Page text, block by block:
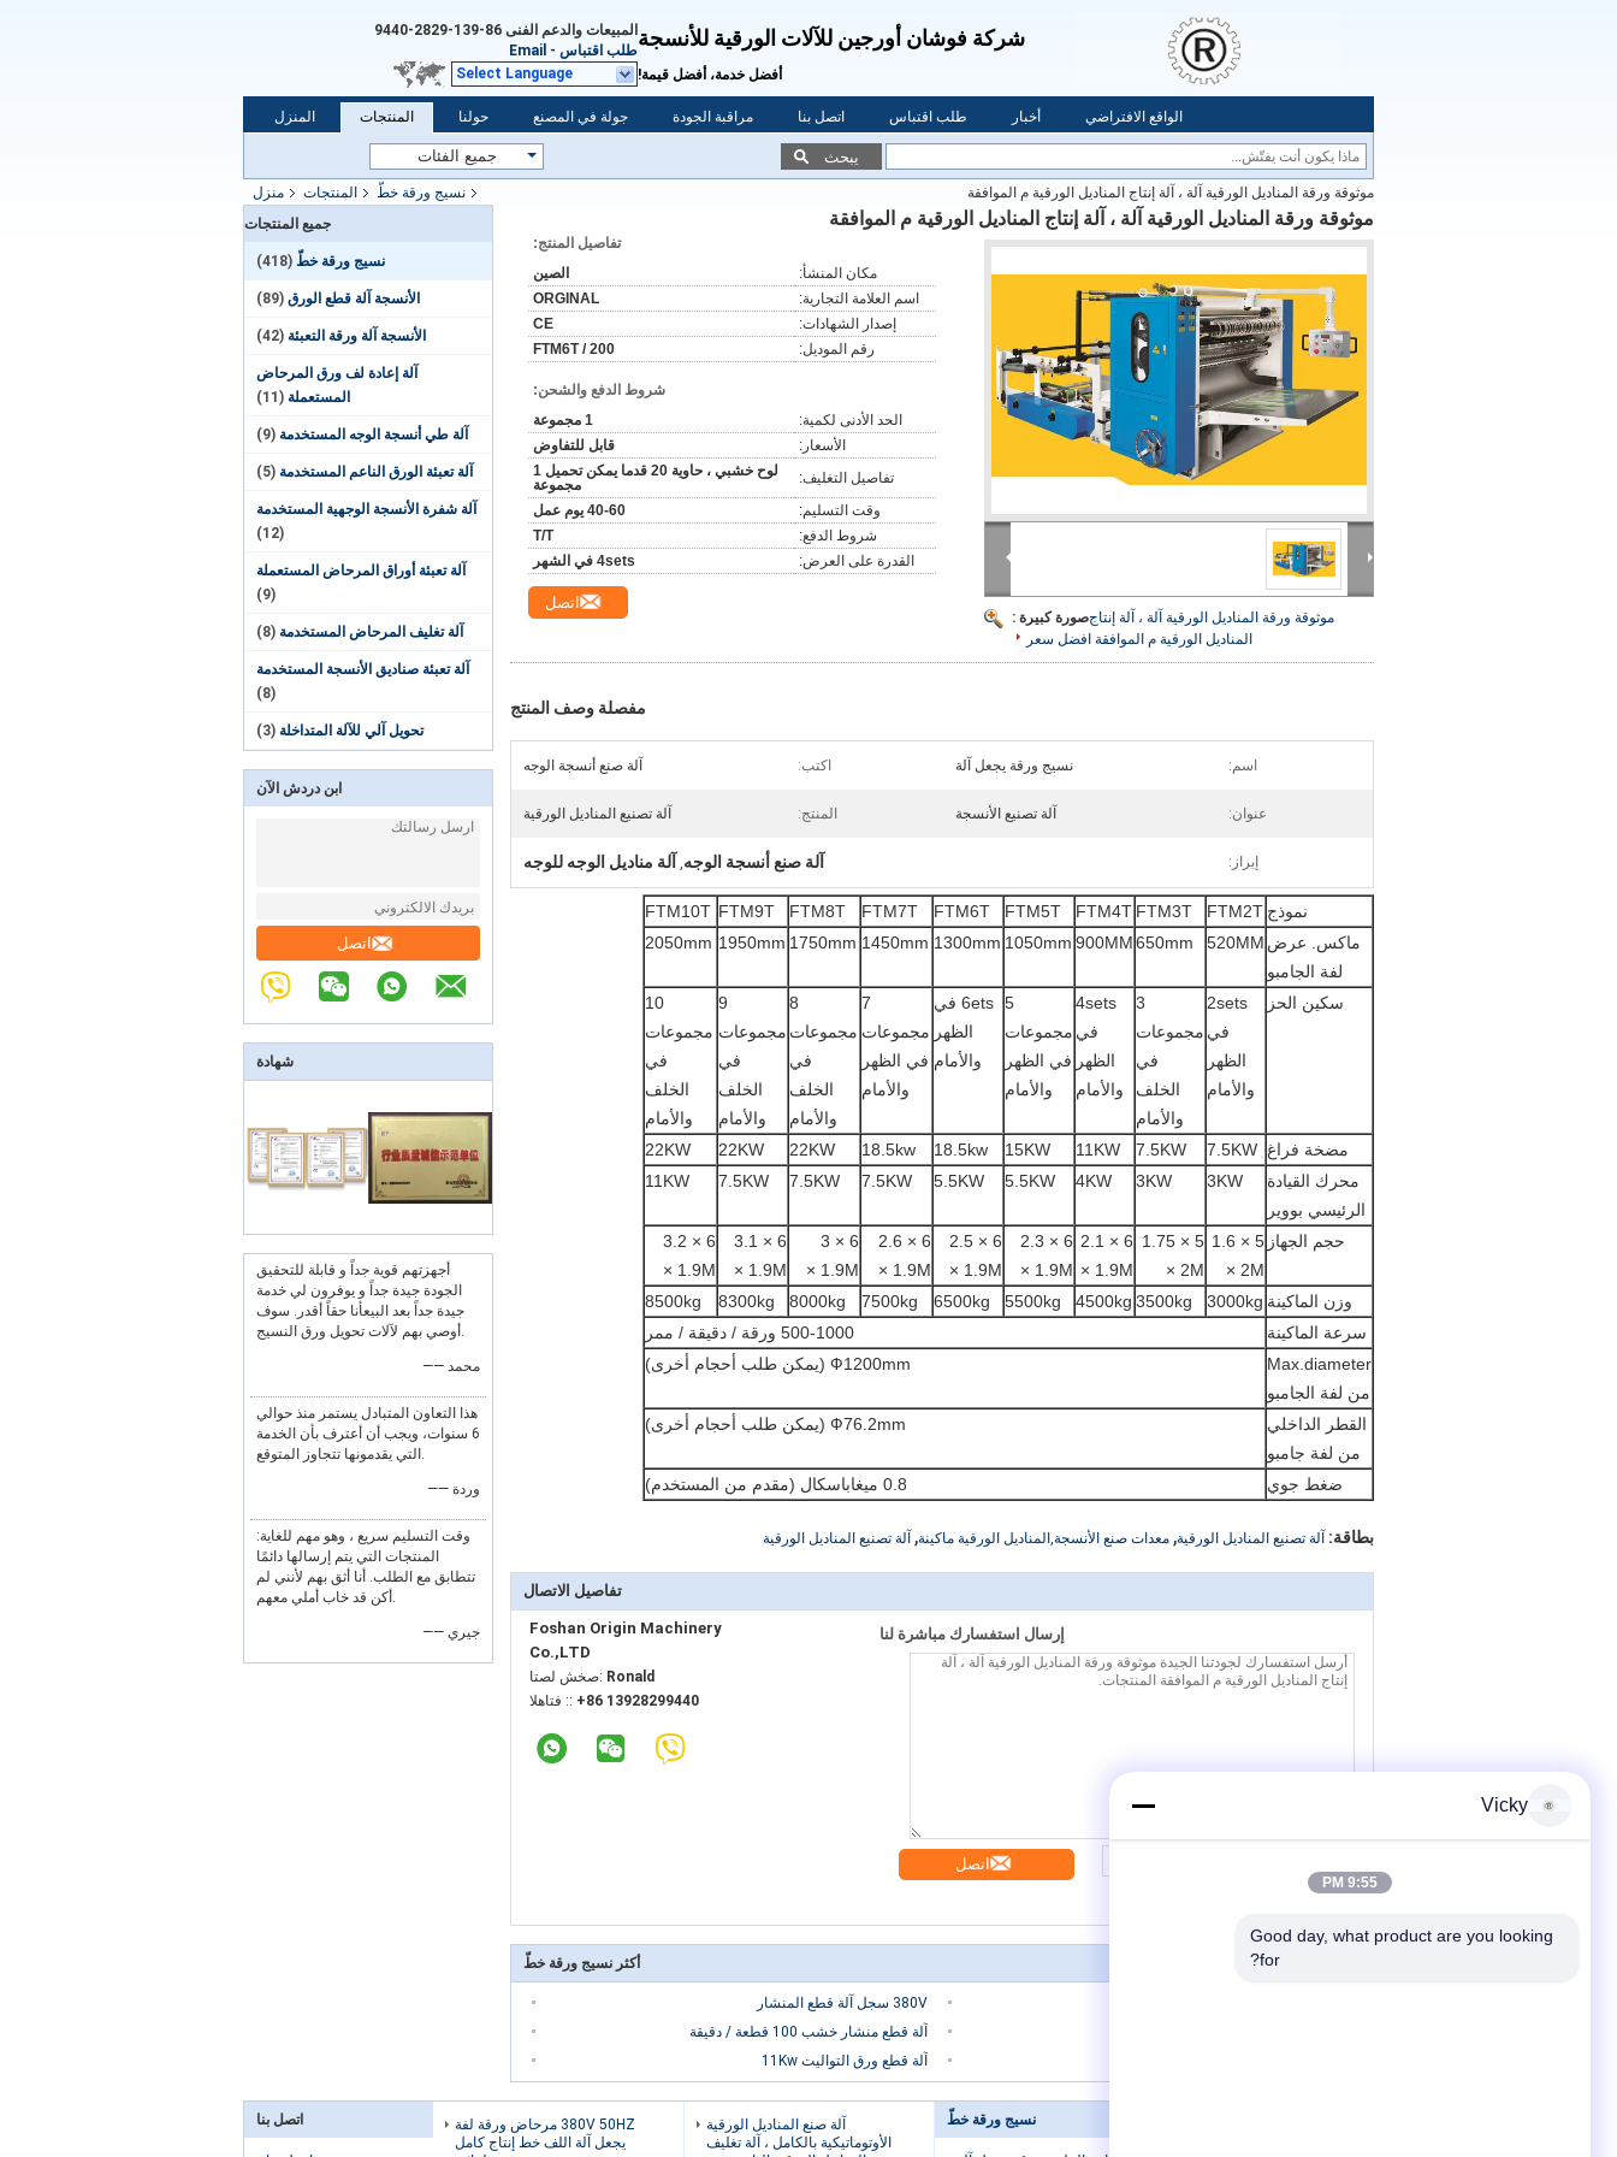
شركة فوشان أورجين للآلات الورقية للأنسجة
أفضل خدمة، أفضل قيمة!
المبيعات والدعم الفنى 86-139-2829-9440
طلب اقتباس -
Email
Select Language
المنزل المنتجات حولنا جولة في المصنع مراقبة الجودة اتصل بنا طلب اقتباس أخبار الواقع الافتراضي
يبحث
منزل المنتجات نسيج ورقة خطّ
موثوقة ورقة المناديل الورقية آلة ، آلة إنتاج المناديل الورقية م الموافقة
جميع المنتجات
نسيج ورقة خطّ (418)
الأنسجة آلة قطع الورق (89)
الأنسجة آلة ورقة التعبئة (42)
آلة إعادة لف ورق المرحاض
المستعملة (11)
آلة طي أنسجة الوجه المستخدمة (9)
آلة تعبئة الورق الناعم المستخدمة (5)
آلة شفرة الأنسجة الوجهية المستخدمة
(12)
آلة تعبئة أوراق المرحاض المستعملة
(9)
آلة تغليف المرحاض المستخدمة (8)
آلة تعبئة صناديق الأنسجة المستخدمة
(8)
تحويل آلي للآلة المتداخلة (3)
ابن دردش الآن
اتصل
شهادة
أجهزتهم قوية جداً و قابلة للتحقيق
الجودة جيدة جداً و يوفرون لي خدمة
جيدة جداً بعد البيعأنا حقاً أقدر. سوف
أوصي بهم لآلات تحويل ورق النسيج.
—— محمد
هذا التعاون المتبادل يستمر منذ حوالي
6 سنوات، ويجب أن أعترف بأن الخدمة
التي يقدمونها تتجاوز المتوقع.
—— وردة
وقت التسليم سريع ، وهو مهم للغاية:
المنتجات التي يتم إرسالها دائمًا
تتطابق مع الطلب. أنا أثق بهم لأنني لم
أكن قد خاب أملي معهم.
—— جيري
موثوقة ورقة المناديل الورقية آلة ، آلة إنتاج المناديل الورقية م الموافقة
صورة كبيرة :موثوقة ورقة المناديل الورقية آلة ، آلة إنتاج
المناديل الورقية م الموافقة افضل سعر
تفاصيل المنتج:
مكان المنشأ:
الصين
اسم العلامة التجارية:
ORGINAL
إصدار الشهادات:
CE
رقم الموديل:
FTM6T / 200
شروط الدفع والشحن:
الحد الأدنى لكمية:
1 مجموعة
الأسعار:
قابل للتفاوض
تفاصيل التغليف:
لوح خشبي ، حاوية 20 قدما يمكن تحميل 1
مجموعة
وقت التسليم:
40-60 يوم عمل
شروط الدفع:
T/T
القدرة على العرض:
4sets في الشهر
اتصل
مفصلة وصف المنتج
اسم: نسيج ورقة يجعل آلة اكتب: آلة صنع أنسجة الوجه
عنوان: آلة تصنيع الأنسجة المنتج: آلة تصنيع المناديل الورقية
إبراز: آلة صنع أنسجة الوجه, آلة مناديل الوجه للوجه
نموذج FTM2T
FTM3T
FTM4T
FTM5T
FTM6T
FTM7T
FTM8T
FTM9T
FTM10T
ماكس. عرض
لفة الجامبو
520MM
650mm
900MM
1050mm
1300mm
1450mm
1750mm
1950mm
2050mm
سكين الحز
2sets
في
الظهر
والأمام
3
مجموعات
في
الخلف
والأمام
4sets
في
الظهر
والأمام
5
مجموعات
في الظهر
والأمام
6ets في
الظهر
والأمام
7
مجموعات
في الظهر
والأمام
8
مجموعات
في
الخلف
والأمام
9
مجموعات
في
الخلف
والأمام
10
مجموعات
في
الخلف
والأمام
مضخة فراغ 7.5KW
7.5KW
11KW
15KW
18.5kw
18.5kw
22KW
22KW
22KW
محرك القيادة
الرئيسي بووير
3KW
3KW
4KW
5.5KW
5.5KW
7.5KW
7.5KW
7.5KW
11KW
حجم الجهاز 5 × 1.6
2M ×
5 × 1.75
2M ×
6 × 2.1
1.9M ×
6 × 2.3
1.9M ×
6 × 2.5
1.9M ×
6 × 2.6
1.9M ×
6 × 3
1.9M ×
6 × 3.1
1.9M ×
6 × 3.2
1.9M ×
وزن الماكينة 3000kg
3500kg
4500kg
5500kg
6500kg
7500kg
8000kg
8300kg
8500kg
سرعة الماكينة
500-1000 ورقة / دقيقة / ممر
Max.diameter
من لفة الجامبو
Ф1200mm (يمكن طلب أحجام أخرى)
القطر الداخلي
من لفة جامبو
Ф76.2mm (يمكن طلب أحجام أخرى)
ضغط جوي 0.8 ميغاباسكال (مقدم من المستخدم)
بطاقة: آلة تصنيع المناديل الورقية, معدات صنع الأنسجة,المناديل الورقية ماكينة, آلة تصنيع المناديل الورقية
تفاصيل الاتصال
Foshan Origin Machinery
Co.,LTD
اتصل شخص: Ronald
الهاتف :: +86 13928299440
إرسال استفسارك مباشرة لنا
اتصل
أكثر نسيج ورقة خطّ
380V سجل آلة قطع المنشار
آلة قطع منشار خشب 100 قطعة / دقيقة
آلة قطع ورق التواليت 11Kw
نسيج ورقة خطّ
آلة صنع المناديل الورقية
الأوتوماتيكية بالكامل ، آلة تغليف
380V 50HZ مرحاض ورقة لفة
يجعل آلة اللف خط إنتاج كامل
اتصل بنا
Vicky
9:55 PM
Good day, what product are you looking
for?